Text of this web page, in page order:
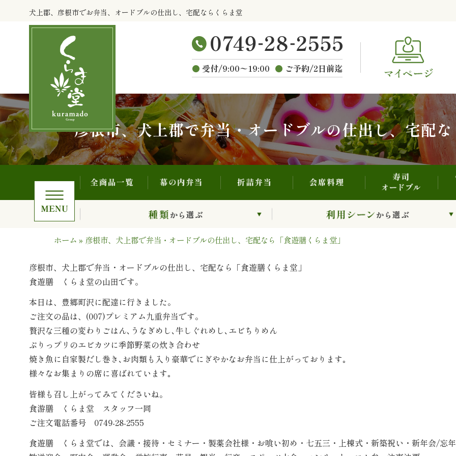
キ
ッ
プ
犬上郡、彦根市でお弁当、オードブルの仕出し、宅配ならくらま堂
受付/9:00〜19:00 ご予約/2日前迄
彦根市、犬上郡で弁当・オードブルの仕出し、宅配
全商品一覧 幕の内弁当
種類から選ぶ
ホーム » 彦根市、犬上郡で弁当・オードブルの仕出し、宅配なら「食遊膳くらま堂」
彦根市、犬上郡で弁当・オードブルの仕出し、宅配なら「食遊膳くらま堂」
食遊膳 くらま堂の山田です。
本日は、豊郷町沢に配達に行きました。
ご注文の品は、(007)プレミアム九重弁当です。
贅沢な三種の変わりごはん､うなぎめし､牛しぐれめし､エビちりめん
ぷりっプリのエビカツに季節野菜の炊き合わせ
焼き魚に自家製だし巻き､お肉類も入り豪華でにぎやかなお弁当に仕上がっております｡
様々なお集まりの席に喜ばれています｡
皆様も召し上がってみてくださいね。
食游膳 くらま堂 スタッフ一同
ご注文電話番号 0749-28-2555
食遊膳 くらま堂では、会議・接待・セミナー・製薬会社様・お喰い初め・七五三・上棟式・新築祝い・新年会/忘